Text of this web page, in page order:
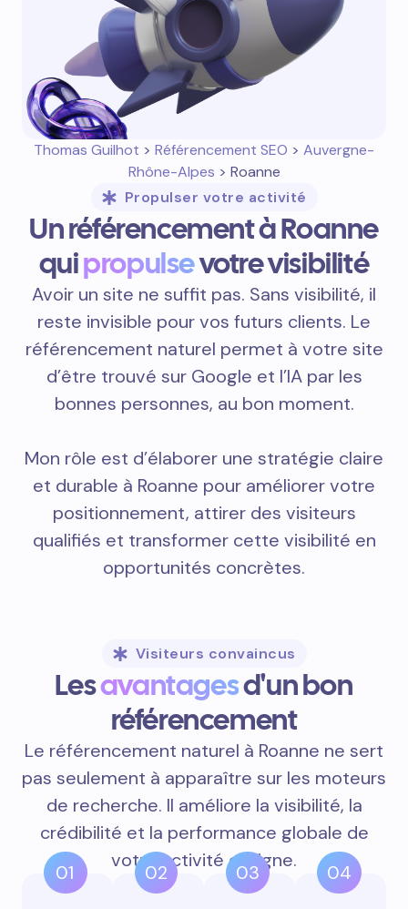
Thomas Guilhot > Référencement SEO > Auvergne-
Rhône-Alpes > Roanne
Propulser votre activité
Un référencement à Roanne
quipropulsevotre visibilité
Avoir un site ne suffit pas. Sans visibilité, il
reste invisible pour vos futurs clients. Le
référencement naturel permet à votre site
d’être trouvé sur Google et l’IA par les
bonnes personnes, au bon moment.
Mon rôle est d’élaborer une stratégie claire
et durable à Roanne pour améliorer votre
positionnement, attirer des visiteurs
qualifiés et transformer cette visibilité en
opportunités concrètes.
Visiteurs convaincus
Lesavantagesd'un bon
référencement
Le référencement naturel à Roanne ne sert
pas seulement à apparaître sur les moteurs
de recherche. Il améliore la visibilité, la
crédibilité et la performance globale de
votre activité en ligne.
01 02 03 04